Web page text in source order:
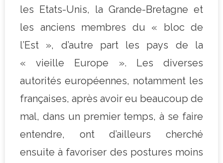
les Etats-Unis, la Grande-Bretagne et
les anciens membres du « bloc de
l’Est », d’autre part les pays de la
« vieille Europe ». Les diverses
autorités européennes, notamment les
françaises, après avoir eu beaucoup de
mal, dans un premier temps, à se faire
entendre, ont d’ailleurs cherché
ensuite à favoriser des postures moins